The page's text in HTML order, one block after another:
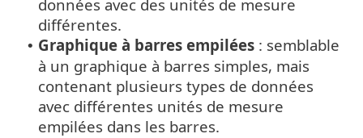
données avec des unités de mesure
différentes.
• Graphique à barres empilées : semblable
à un graphique à barres simples, mais
contenant plusieurs types de données
avec différentes unités de mesure
empilées dans les barres.